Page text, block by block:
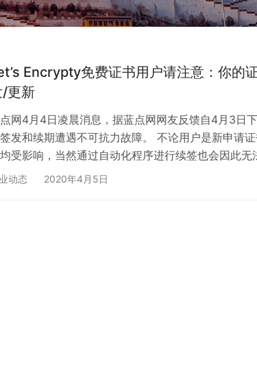
Encrypty免费证书用户请注意：你的
/更新
网4月4日凌晨消息，据蓝点网网友反馈自4月3日
发和续期遭遇不可抗力故障。 不论用户是新申请
受影响，当然通过自动化程序进行续签也会因此无
都会提前进行因此暂时部分即将到期的证书还可以
动态 2020年4月5日